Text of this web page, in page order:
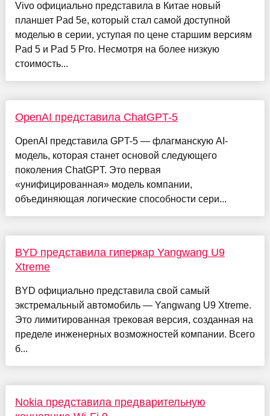
Vivo официально представила в Китае новый
планшет Pad 5e, который стал самой доступной
моделью в серии, уступая по цене старшим версиям
Pad 5 и Pad 5 Pro. Несмотря на более низкую
стоимость...
OpenAI представила ChatGPT-5
OpenAI представила GPT-5 — флагманскую AI-
модель, которая станет основой следующего
поколения ChatGPT. Это первая
«унифицированная» модель компании,
объединяющая логические способности сери...
BYD представила гиперкар Yangwang U9
Xtreme
BYD официально представила свой самый
экстремальный автомобиль — Yangwang U9 Xtreme.
Это лимитированная трековая версия, созданная на
пределе инженерных возможностей компании. Всего
б...
Nokia представила предварительную